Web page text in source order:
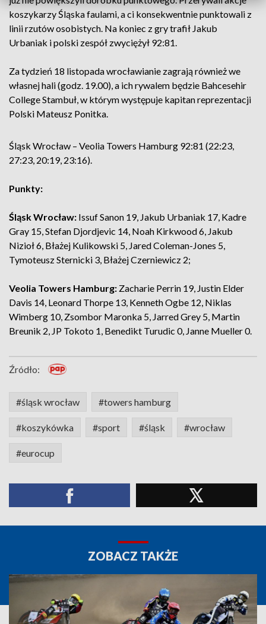
koszykarzy Śląska faulami, a ci konsekwentnie punktowali z
linii rzutów osobistych. Na koniec z gry trafił Jakub
Urbaniak i polski zespół zwyciężył 92:81.
Za tydzień 18 listopada wrocławianie zagrają również we
własnej hali (godz. 19.00), a ich rywalem będzie Bahcesehir
College Stambuł, w którym występuje kapitan reprezentacji
Polski Mateusz Ponitka.
Śląsk Wrocław – Veolia Towers Hamburg 92:81 (22:23,
27:23, 20:19, 23:16).
Punkty:
Śląsk Wrocław: Issuf Sanon 19, Jakub Urbaniak 17, Kadre
Gray 15, Stefan Djordjevic 14, Noah Kirkwood 6, Jakub
Nizioł 6, Błażej Kulikowski 5, Jared Coleman-Jones 5,
Tymoteusz Sternicki 3, Błażej Czerniewicz 2;
Veolia Towers Hamburg: Zacharie Perrin 19, Justin Elder
Davis 14, Leonard Thorpe 13, Kenneth Ogbe 12, Niklas
Wimberg 10, Zsombor Maronka 5, Jarred Grey 5, Martin
Breunik 2, JP Tokoto 1, Benedikt Turudic 0, Janne Mueller 0.
Źródło:
#śląsk wrocław #towers hamburg
#koszykówka #sport #śląsk #wrocław
#eurocup
ZOBACZ TAKŻE